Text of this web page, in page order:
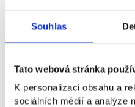
Souhlas
Tato webová stránka
K personalizaci obsahu a
sociálních médií a analýze
Education Fair
etc.)
Instagram